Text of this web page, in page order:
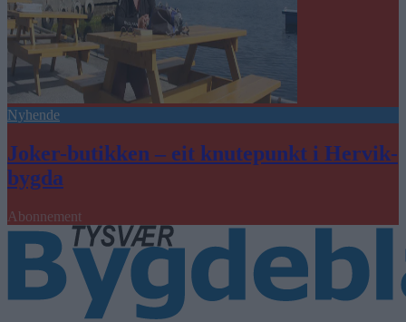
Nyhende
Joker-butikken – eit knutepunkt i Hervik-
bygda
Abonnement